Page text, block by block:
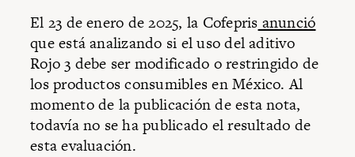
El 23 de enero de 2025, la Cofepris anunció
que está analizando si el uso del aditivo
Rojo 3 debe ser modificado o restringido de
los productos consumibles en México. Al
momento de la publicación de esta nota,
todavía no se ha publicado el resultado de
esta evaluación.